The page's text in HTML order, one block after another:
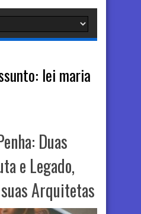
lei maria
Duas
e Legado,
Arquitetas